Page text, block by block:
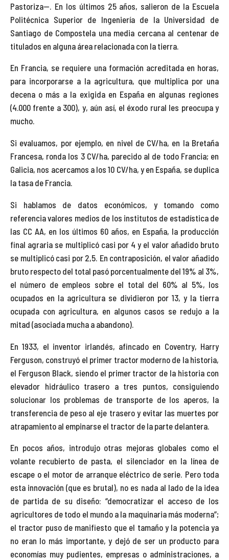
Pastoriza—. En los últimos 25 años, salieron de la Escuela
Politécnica Superior de Ingeniería de la Universidad de
Santiago de Compostela una media cercana al centenar de
titulados en alguna área relacionada con la tierra.
En Francia, se requiere una formación acreditada en horas,
para incorporarse a la agricultura, que multiplica por una
decena o más a la exigida en España en algunas regiones
(4.000 frente a 300), y, aún así, el éxodo rural les preocupa y
mucho.
Si evaluamos, por ejemplo, en nivel de CV/ha, en la Bretaña
Francesa, ronda los 3 CV/ha, parecido al de todo Francia; en
Galicia, nos acercamos a los 10 CV/ha, y en España, se duplica
la tasa de Francia.
Si hablamos de datos económicos, y tomando como
referencia valores medios de los institutos de estadística de
las CC AA, en los últimos 60 años, en España, la producción
final agraria se multiplicó casi por 4 y el valor añadido bruto
se multiplicó casi por 2,5. En contraposición, el valor añadido
bruto respecto del total pasó porcentualmente del 19% al 3%,
el número de empleos sobre el total del 60% al 5%, los
ocupados en la agricultura se dividieron por 13, y la tierra
ocupada con agricultura, en algunos casos se redujo a la
mitad (asociada mucha a abandono).
En 1933, el inventor irlandés, afincado en Coventry, Harry
Ferguson, construyó el primer tractor moderno de la historia,
el Ferguson Black, siendo el primer tractor de la historia con
elevador hidráulico trasero a tres puntos, consiguiendo
solucionar los problemas de transporte de los aperos, la
transferencia de peso al eje trasero y evitar las muertes por
atrapamiento al empinarse el tractor de la parte delantera.
En pocos años, introdujo otras mejoras globales como el
volante recubierto de pasta, el silenciador en la línea de
escape o el motor de arranque eléctrico de serie. Pero toda
esta innovación (que es brutal), no es nada al lado de la idea
de partida de su diseño: “democratizar el acceso de los
agricultores de todo el mundo a la maquinaria más moderna”;
el tractor puso de manifiesto que el tamaño y la potencia ya
no eran lo más importante, y dejó de ser un producto para
economías muy pudientes, empresas o administraciones, a